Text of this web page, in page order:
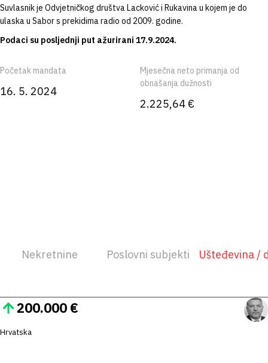
Suvlasnik je Odvjetničkog društva Lacković i Rukavina u kojem je do
ulaska u Sabor s prekidima radio od 2009. godine.
Podaci su posljednji put ažurirani 17.9.2024.
Početak mandata
16. 5. 2024
Mjesečna neto primanja od
obnašanja dužnosti
2.225,64 €
Nekretnine Poslovni subjekti Ušteđevina /
200.000 €
Hrvatska